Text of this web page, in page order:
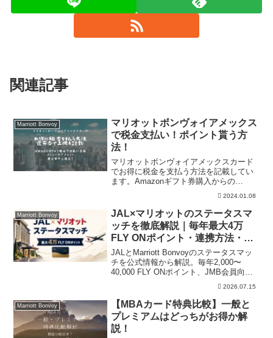
関連記事
Marriott Bonvoy
マリオットボンヴォイアメックス
で税金支払い！ポイント貰う方
法！
マリオットボンヴォイアメックスカード
でお得に税金を支払う方法を記載してい
ます。Amazonギフト券購入からの
amazonPayで税金支払い方法や注意点も
解説中。また、支払い還元率や上限など
も掲載しています。
2024.01.08
Marriott Bonvoy
JAL×マリオットのステータスマ
ッチを徹底解説｜毎年最大4万
FLY ONポイント・連携方法・
JGCの注意点
JALとMarriott Bonvoyのステータスマッ
チを公式情報から解説。毎年2,000〜
40,000 FLY ONポイント、JMB会員向け
ホテル特典、連携方法・反映時期、FOP
とJGC・Life Statusポイントの違い、お
得なタイミングが分かります。
2026.07.15
Marriott Bonvoy
【MBAカード特典比較】一般と
プレミアムはどっちがお得か解
説！